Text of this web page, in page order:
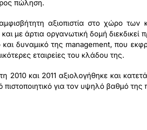
πώληση.
αξιοπιστία στο χώρο των
με άρτια οργανωτική δομή
δυναμικό της management, που
εταιρείες του κλάδου της.
2010 και 2011 αξιολογήθηκε και
πιστοποιητικό για τον υψηλό βαθμό της